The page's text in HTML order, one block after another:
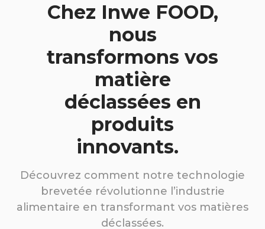
Chez Inwe FOOD,
nous
transformons vos
matière
déclassées en
produits
innovants.
Découvrez comment notre technologie
brevetée révolutionne l’industrie
alimentaire en transformant vos matières
déclassées.